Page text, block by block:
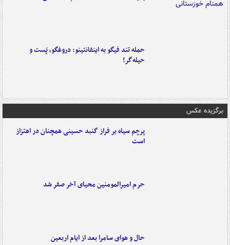
حمله تند فیگو به اینفانتینو: دروغگو، پَست‌ و
حیله‌گر!
برگزیده عکس
پرچم سیاه بر فراز گنبد حسینی همچنان در اهتزاز
است
حرم امیرالمومنین محیای آخر صفر شد
حال و هوای سامرا بعد از ایام اربعین